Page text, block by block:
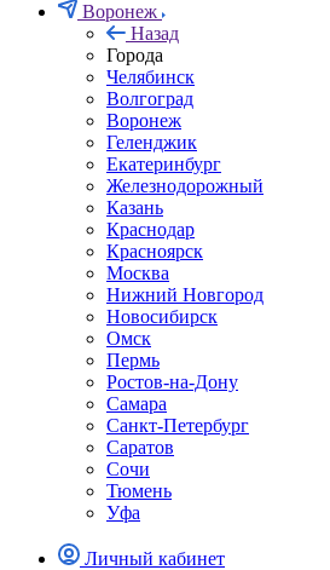
Воронеж
Назад
Города
Челябинск
Волгоград
Воронеж
Геленджик
Екатеринбург
Железнодорожный
Казань
Краснодар
Красноярск
Москва
Нижний Новгород
Новосибирск
Омск
Пермь
Ростов-на-Дону
Самара
Санкт-Петербург
Саратов
Сочи
Тюмень
Уфа
Личный кабинет